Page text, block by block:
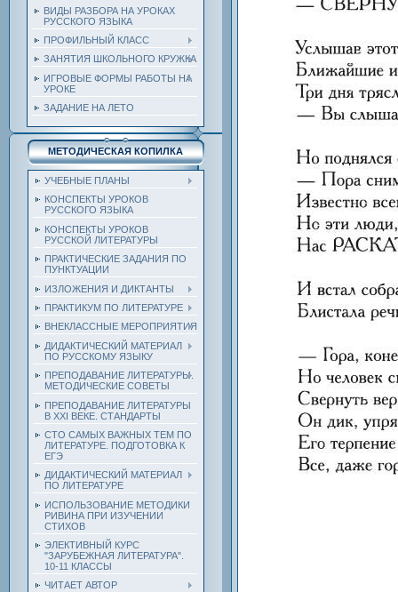
ВИДЫ РАЗБОРА НА УРОКАХ
РУССКОГО ЯЗЫКА
ПРОФИЛЬНЫЙ КЛАСС
ЗАНЯТИЯ ШКОЛЬНОГО КРУЖКА
ИГРОВЫЕ ФОРМЫ РАБОТЫ НА
УРОКЕ
ЗАДАНИЕ НА ЛЕТО
МЕТОДИЧЕСКАЯ КОПИЛКА
УЧЕБНЫЕ ПЛАНЫ
КОНСПЕКТЫ УРОКОВ
РУССКОГО ЯЗЫКА
КОНСПЕКТЫ УРОКОВ
РУССКОЙ ЛИТЕРАТУРЫ
ПРАКТИЧЕСКИЕ ЗАДАНИЯ ПО
ПУНКТУАЦИИ
ИЗЛОЖЕНИЯ И ДИКТАНТЫ
ПРАКТИКУМ ПО ЛИТЕРАТУРЕ
ВНЕКЛАССНЫЕ МЕРОПРИЯТИЯ
ДИДАКТИЧЕСКИЙ МАТЕРИАЛ
ПО РУССКОМУ ЯЗЫКУ
ПРЕПОДАВАНИЕ ЛИТЕРАТУРЫ.
МЕТОДИЧЕСКИЕ СОВЕТЫ
ПРЕПОДАВАНИЕ ЛИТЕРАТУРЫ
В XXI ВЕКЕ. СТАНДАРТЫ
СТО САМЫХ ВАЖНЫХ ТЕМ ПО
ЛИТЕРАТУРЕ. ПОДГОТОВКА К
ЕГЭ
ДИДАКТИЧЕСКИЙ МАТЕРИАЛ
ПО ЛИТЕРАТУРЕ
ИСПОЛЬЗОВАНИЕ МЕТОДИКИ
РИВИНА ПРИ ИЗУЧЕНИИ
СТИХОВ
ЭЛЕКТИВНЫЙ КУРС
"ЗАРУБЕЖНАЯ ЛИТЕРАТУРА".
10-11 КЛАССЫ
ЧИТАЕТ АВТОР